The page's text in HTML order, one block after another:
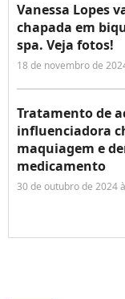
Vanessa Lopes
chapada em
spa. Veja fotos!
18 de novembro de
Tratamento de
influenciadora
maquiagem e
medicamento
30 de outubro de 2024